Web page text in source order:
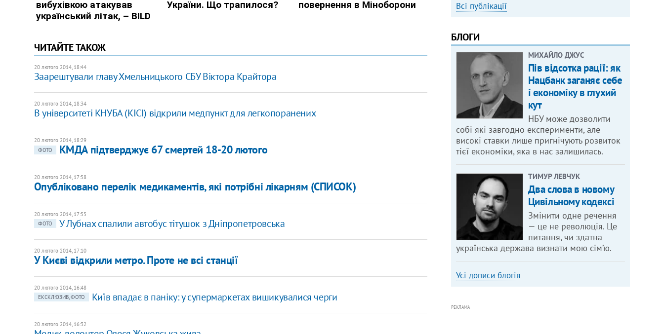
ЧИТАЙТЕ ТАКОЖ
20 лютого 2014, 18:44
Заарештували главу Хмельницького СБУ Віктора Крайтора
20 лютого 2014, 18:34
В університеті КНУБА (КІСІ) відкрили медпункт для легкопоранених
20 лютого 2014, 18:29
ФОТО
КМДА підтверджує 67 смертей 18-20 лютого
20 лютого 2014, 17:58
Опубліковано перелік медикаментів, які потрібні лікарням (СПИСОК)
20 лютого 2014, 17:55
ФОТО
У Лубнах спалили автобус тітушок з Дніпропетровська
20 лютого 2014, 17:10
У Києві відкрили метро. Проте не всі станції
20 лютого 2014, 16:48
ЕКСКЛЮЗИВ, ФОТО
Київ впадає в паніку: у супермаркетах вишикувалися черги
20 лютого 2014, 16:32
Всі публікації
БЛОГИ
МИХАЙЛО ДЖУС
Пів відсотка рації: як
Нацбанк заганяє себе
і економіку в глухий
кут
НБУ може дозволити
собі які завгодно експерименти, але
високі ставки лише пригнічують розвиток
тієї економіки, яка в нас залишилась.
ТИМУР ЛЕВЧУК
Два слова в новому
Цивільному кодексі
Змінити одне речення
— це не революція. Це
питання, чи здатна
українська держава визнати мою сім’ю.
Усі дописи блогів
РЕКЛАМА